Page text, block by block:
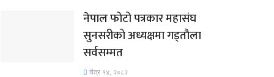
नेपाल फोटो पत्रकार महासंघ
सुनसरीको अध्यक्षमा गड्ताैला
सर्वसम्मत
चैत्र १४, २०८२